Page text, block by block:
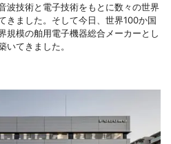
波技術と電子技術をもとに数々の世界
きました。そして今日、世界100か国
規模の舶用電子機器総合メーカーとし
いてきました。